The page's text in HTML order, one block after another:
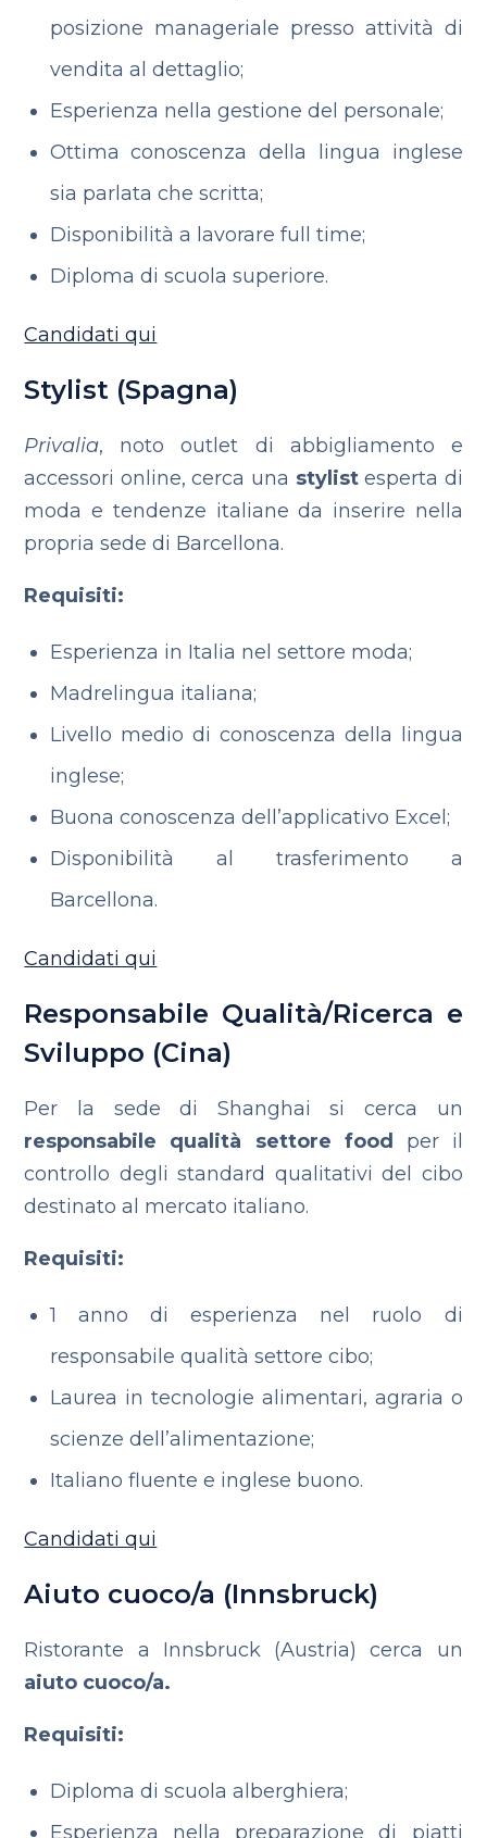
posizione manageriale presso attività di
vendita al dettaglio;
Esperienza nella gestione del personale;
Ottima conoscenza della lingua inglese
sia parlata che scritta;
Disponibilità a lavorare full time;
Diploma di scuola superiore.
Candidati qui
Stylist (Spagna)
Privalia, noto outlet di abbigliamento e
accessori online, cerca una stylistesperta di
moda e tendenze italiane da inserire nella
propria sede di Barcellona.
Requisiti:
Esperienza in Italia nel settore moda;
Madrelingua italiana;
Livello medio di conoscenza della lingua
inglese;
Buona conoscenza dell’applicativo Excel;
Disponibilità al trasferimento a
Barcellona.
Candidati qui
Responsabile Qualità/Ricerca e
Sviluppo (Cina)
Per la sede di Shanghai si cerca un
responsabile qualità
settore food
per il
controllo degli standard qualitativi del cibo
destinato al mercato italiano.
Requisiti:
1 anno di esperienza nel ruolo di
responsabile qualità settore cibo;
Laurea in tecnologie alimentari, agraria o
scienze dell’alimentazione;
Italiano fluente e inglese buono.
Candidati qui
Aiuto cuoco/a (Innsbruck)
Ristorante a Innsbruck (Austria) cerca un
aiuto cuoco/a.
Requisiti:
Diploma di scuola alberghiera;
Esperienza nella preparazione di piatti